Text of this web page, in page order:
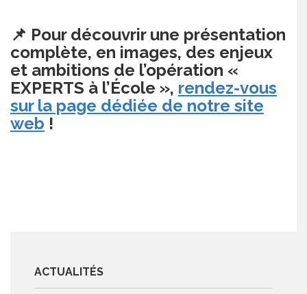
📌 Pour découvrir une présentation
complète, en images, des enjeux
et ambitions de l’opération «
EXPERTS à l’École », rendez-vous
sur la page dédiée de notre site
web !
ACTUALITÉS